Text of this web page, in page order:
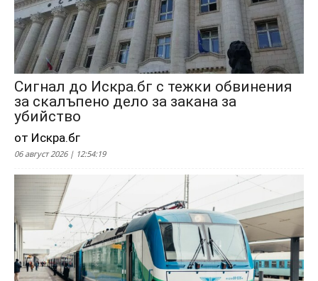
Сигнал до Искра.бг с тежки обвинения
за скалъпено дело за закана за
убийство
от Искра.бг
06 август 2026 | 12:54:19